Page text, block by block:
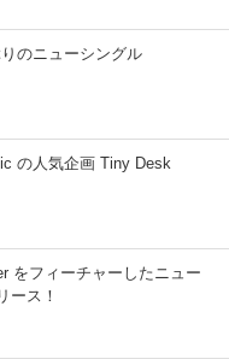
のニューシングル
の人気企画 Tiny Desk
をフィーチャーしたニュー
ース！